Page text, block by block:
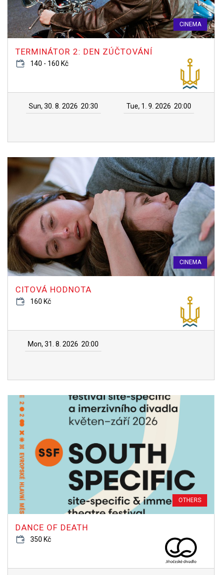
CINEMA
TERMINÁTOR 2: DEN ZÚČTOVÁNÍ
140 - 160 Kč
Sun, 30. 8. 2026 20:30 Tue, 1. 9. 2026 20:00
CINEMA
CITOVÁ HODNOTA
160 Kč
Mon, 31. 8. 2026 20:00
OTHERS
DANCE OF DEATH
350 Kč